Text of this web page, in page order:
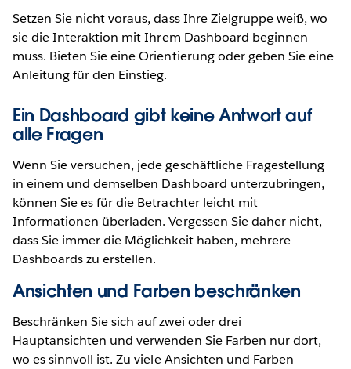
Setzen Sie nicht voraus, dass Ihre Zielgruppe weiß, wo
sie die Interaktion mit Ihrem Dashboard beginnen
muss. Bieten Sie eine Orientierung oder geben Sie eine
Anleitung für den Einstieg.
Ein Dashboard gibt keine Antwort auf
alle Fragen
Wenn Sie versuchen, jede geschäftliche Fragestellung
in einem und demselben Dashboard unterzubringen,
können Sie es für die Betrachter leicht mit
Informationen überladen. Vergessen Sie daher nicht,
dass Sie immer die Möglichkeit haben, mehrere
Dashboards zu erstellen.
Ansichten und Farben beschränken
Beschränken Sie sich auf zwei oder drei
Hauptansichten und verwenden Sie Farben nur dort,
wo es sinnvoll ist. Zu viele Ansichten und Farben